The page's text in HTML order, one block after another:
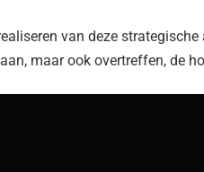
van deze
maar ook overtreffen, de